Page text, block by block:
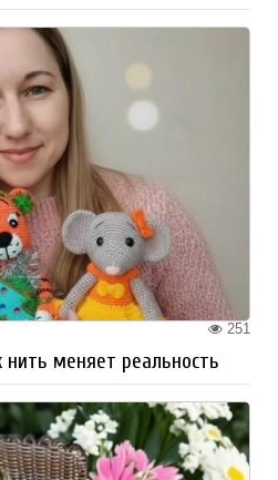
251
нить меняет реальность